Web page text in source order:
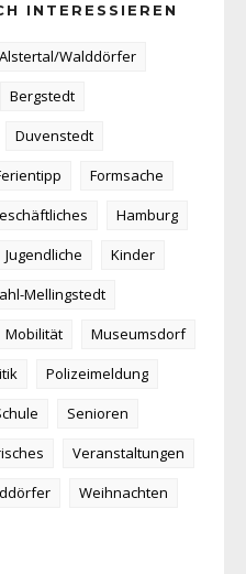
INTERESSIEREN
Alstertal/Walddörfer
Bergstedt
Duvenstedt
Formsache
Hamburg
Jugendliche
Kinder
Mellingstedt
Mobilität
Museumsdorf
Polizeimeldung
Senioren
Veranstaltungen
Weihnachten